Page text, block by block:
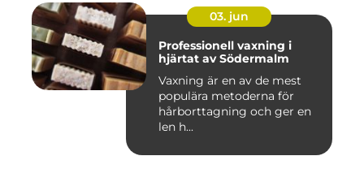
03. jun
Professionell vaxning i
hjärtat av Södermalm
Vaxning är en av de mest
populära metoderna för
hårborttagning och ger en
len h...